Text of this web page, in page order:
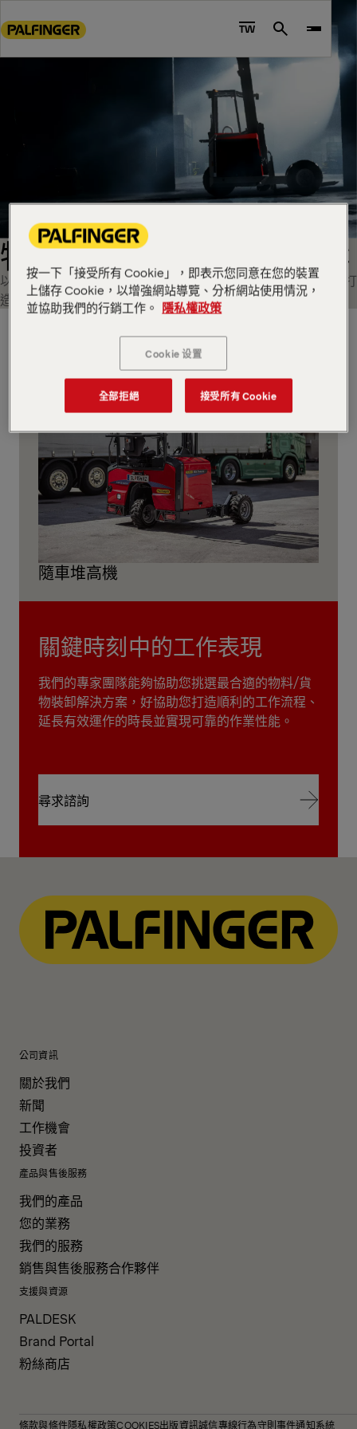
to
content
TW Search
物料及貨物搬運解決方案
以「延長有效運作時長」並「實現作業可靠性」為設計宗旨所打
造的高效能貨物裝卸解決方案。
隨車堆高機
關鍵時刻中的工作表現
我們的專家團隊能夠協助您挑選最合適的物料/貨
物裝卸解決方案，好協助您打造順利的工作流程、
延長有效運作的時長並實現可靠的作業性能。
尋求諮詢
公司資訊
關於我們
新聞
工作機會
投資者
產品與售後服務
我們的產品
您的業務
我們的服務
銷售與售後服務合作夥伴
支援與資源
PALDESK
Brand Portal
粉絲商店
條款與條件隱私權政策COOKIES出版資訊誠信專線行為守則 事件通知系統
按一下「接受所有 Cookie」，即表示您同意在您的裝置
上儲存 Cookie，以增強網站導覽、分析網站使用情況，
並協助我們的行銷工作。 隱私權政策
Cookie 设置
全部拒絕 接受所有 Cookie